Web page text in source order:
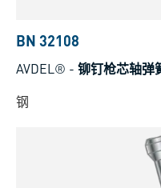
BN 32108
AVDEL® - 铆钉枪芯轴弹
钢